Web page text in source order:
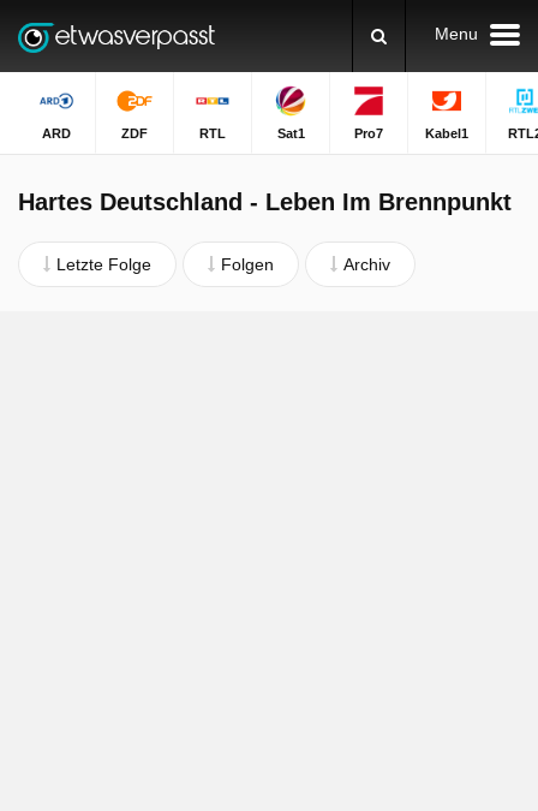
Menu
ARD ZDF RTL Sat1 Pro7 Kabel1
Hartes Deutschland - Leben Im Brennpunkt
Letzte Folge Folgen Archiv